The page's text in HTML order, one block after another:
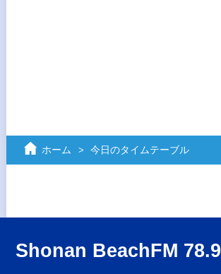
ホーム 今日のタイムテーブル
Shonan BeachFM 78.9